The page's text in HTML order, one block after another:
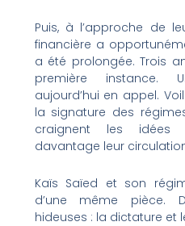
Puis, à l’approche de
financière a
a été prolongée. Trois
première instance.
aujourd’hui en appel.
la signature des
craignent les idées
davantage leur
Kaïs Saïed et son
d’une même pièce.
hideuses : la dictature et